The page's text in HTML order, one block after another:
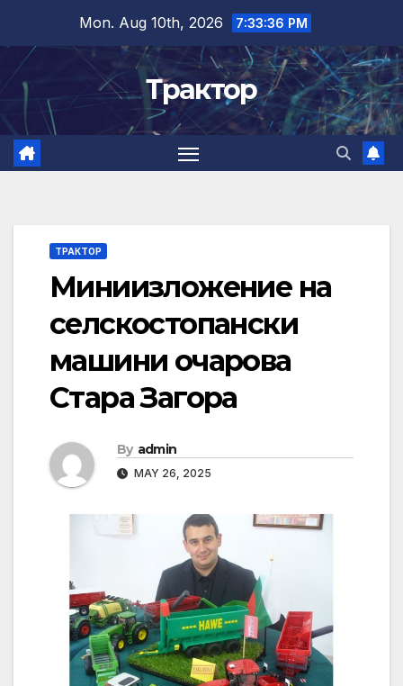
content
Mon. Aug 10th, 2026 7:33:37 PM
Трактор
ТРАКТОР
Миниизложение на
селскостопански
машини очарова
Стара Загора
By admin
MAY 26, 2025